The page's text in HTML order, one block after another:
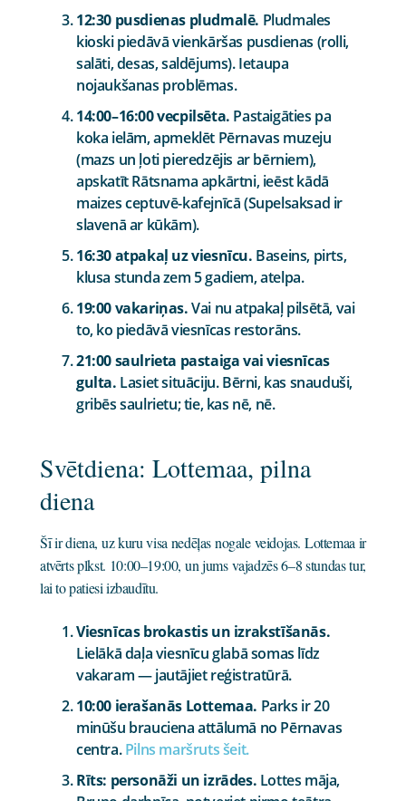
12:30 pusdienas pludmalē. Pludmales
kioski piedāvā vienkāršas pusdienas (rolli,
salāti, desas, saldējums). Ietaupa
nojaukšanas problēmas.
14:00–16:00 vecpilsēta. Pastaigāties pa
koka ielām, apmeklēt Pērnavas muzeju
(mazs un ļoti pieredzējis ar bērniem),
apskatīt Rātsnama apkārtni, ieēst kādā
maizes ceptuvē-kafejnīcā (Supelsaksad ir
slavenā ar kūkām).
16:30 atpakaļ uz viesnīcu. Baseins, pirts,
klusa stunda zem 5 gadiem, atelpa.
19:00 vakariņas.Vai nu atpakaļ pilsētā, vai
to, ko piedāvā viesnīcas restorāns.
21:00 saulrieta pastaiga vai viesnīcas
gulta. Lasiet situāciju. Bērni, kas snauduši,
gribēs saulrietu; tie, kas nē, nē.
Svētdiena: Lottemaa, pilna
diena
Šī ir diena, uz kuru visa nedēļas nogale veidojas. Lottemaa ir
atvērts plkst. 10:00–19:00, un jums vajadzēs 6–8 stundas tur,
lai to patiesi izbaudītu.
Viesnīcas brokastis un izrakstīšanās.
Lielākā daļa viesnīcu glabā somas līdz
vakaram — jautājiet reģistratūrā.
10:00 ierašanās Lottemaa. Parks ir 20
minūšu brauciena attālumā no Pērnavas
centra.Pilns maršruts šeit.
Rīts: personāži un izrādes. Lottes māja,